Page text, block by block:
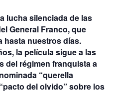
lucha silenciada de las
General Franco, que
nuestros días.
la película sigue a las
del régimen franquista a
“querella
del olvido” sobre los